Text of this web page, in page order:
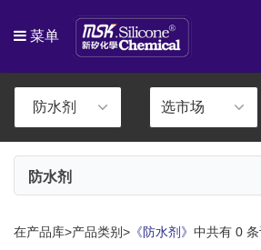
菜单
防水剂
在产品库>产品类别> 《防水剂》 中共有 0